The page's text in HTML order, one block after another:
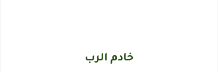
خادم الرب